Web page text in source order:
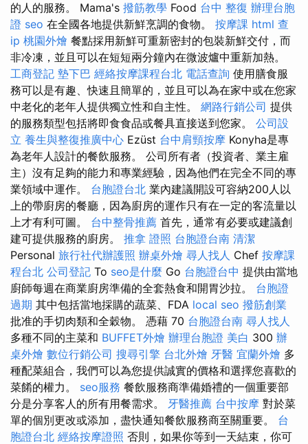
的人的服務。 Mama's 撥筋教學 Food 台中 整復 辦理台胞
證 seo 在全國各地提供新鮮烹調的食物。 按摩課 html 查
ip 桃園外燴 餐點採用新鮮可重新密封的包裝新鮮交付，而
非冷凍，並且可以在短短兩分鐘內在微波爐中重新加熱。
工商登記 墊下巴 經絡按摩課程台北 電話查詢 使用膳食服
務可以是有趣、快速且簡單的，並且可以為在家中或在您家
中老化的老年人提供獨立性和自主性。 網路行銷公司 提供
的服務類型包括將即食食品或餐具直接送到您家。 公司設
立 養生與整復推廣中心 Ezüst 台中肩頸按摩 Konyha是專
為老年人設計的餐飲服務。 公司所有者（投資者、業主雇
主）沒有足夠的能力和專業經驗，因為他們在完全不同的專
業領域中運作。 台胞證台北 業內建議開設可容納200人以
上的帶廚房的餐廳，因為廚房的運作只有在一定的客流量以
上才有利可圖。 台中整骨推薦 首先，通常有必要或建議創
建可提供服務的廚房。 推拿 證照 台胞證台南 清潔
Personal 旅行社代辦護照 辦桌外燴 尋人找人 Chef 按摩課
程台北 公司登記 To seo是什麼 Go 台胞證台中 提供由當地
廚師每週在商業廚房準備的全套熱食和開胃沙拉。 台胞證
過期 其中包括當地採購的蔬菜、FDA local seo 撥筋創業
批准的手切肉類和全穀物。 憑藉 70 台胞證台南 尋人找人
多種不同的主菜和 BUFFET外燴 辦理台胞證 美白 300 辦
桌外燴 數位行銷公司 搜尋引擎 台北外燴 牙醫 宜蘭外燴 多
種配菜組合，我們可以為您提供誠實的價格和選擇您喜歡的
菜餚的權力。 seo服務 餐飲服務商準備婚禮的一個重要部
分是分享客人的所有用餐需求。 牙醫推薦 台中按摩 對於菜
單的個別更改或添加，盡快通知餐飲服務商至關重要。 台
胞證台北 經絡按摩證照 否則，如果你等到一天結束，你可